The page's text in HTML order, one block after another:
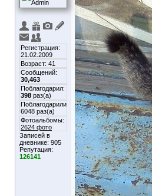
Регистрация:
21.02.2009
Возраст: 41
Сообщений:
30,463
Поблагодарил:
398 раз(а)
Поблагодарили
6048 раз(а)
Фотоальбомы:
2624 фото
Записей в
дневнике: 905
Репутация:
126141